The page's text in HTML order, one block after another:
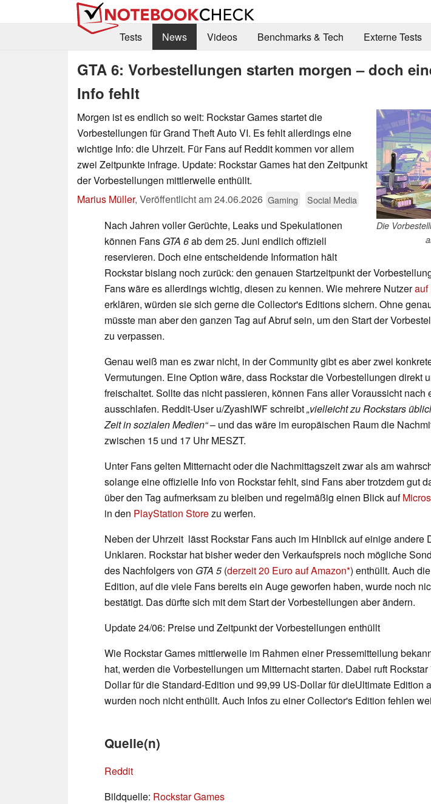
Tests
News Videos Benchmarks & Tech Externe Tests
GTA 6: Vorbestellungen starten morgen – doch
Info fehlt
Die
Morgen ist es endlich so weit: Rockstar Games startet die
Vorbestellungen für Grand Theft Auto VI. Es fehlt allerdings eine
wichtige Info: die Uhrzeit. Für Fans auf Reddit kommen vor allem
zwei Zeitpunkte infrage. Update: Rockstar Games hat den Zeitpunkt
der Vorbestellungen mittlerweile enthüllt.
Marius Müller, Veröffentlicht am24.06.2026 Gaming Social Media
Nach Jahren voller Gerüchte, Leaks und Spekulationen
können Fans GTA 6ab dem 25. Juni endlich offiziell
reservieren. Doch eine entscheidende Information hält
Rockstar bislang noch zurück: den genauen Startzeitpunkt der
Fans wäre es allerdings wichtig, diesen zu kennen. Wie mehrere Nutzerauf
erklären, würden sie sich gerne die Collector's Editions sichern. Ohne
müsste man aber den ganzen Tag auf Abruf sein, um den Start der
zu verpassen.
Genau weiß man es zwar nicht, in der Community gibt es aber zwei
Vermutungen. Eine Option wäre, dass Rockstar die Vorbestellungen direkt
freischaltet. Sollte das nicht passieren, können Fans aller Voraussicht nach
ausschlafen. Reddit-User u/ZyashIWF schreibt„vielleicht zu Rockstars
Zeit in sozialen Medien“– und das wäre im europäischen Raum die
zwischen 15 und 17 Uhr MESZT.
Unter Fans gelten Mitternacht oder die Nachmittagszeit zwar als am
solange eine offizielle Info von Rockstar fehlt, sind Fans aber trotzdem gut
über den Tag aufmerksam zu bleiben und regelmäßig einen Blick auf
in den PlayStation Storezu werfen.
Neben der Uhrzeit lässt Rockstar Fans auch im Hinblick auf einige andere
Unklaren. Rockstar hat bisher weder den Verkaufspreis noch mögliche
des Nachfolgers von GTA 5(derzeit 20 Euro auf Amazon ) enthüllt. Auch
Edition, auf die viele Fans bereits ein Auge geworfen haben, wurde noch
bestätigt. Das dürfte sich mit dem Start der Vorbestellungen aber ändern.
Update 24/06: Preise und Zeitpunkt der Vorbestellungen enthüllt
Wie Rockstar Games mittlerweile im Rahmen einer Pressemitteilung
hat, werden die Vorbestellungen um Mitternacht starten. Dabei ruft
Dollar für die Standard-Edition und 99,99 US-Dollar für dieUltimate Edition
wurden noch nicht enthüllt. Auch Infos zu einer Collector's Edition fehlen
Quelle(n)
Reddit
Bildquelle: Rockstar Games